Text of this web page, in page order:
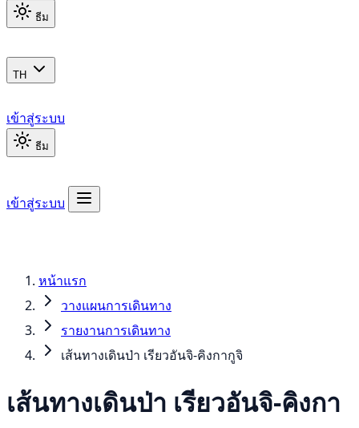
ธีม
TH
เข้าสู่ระบบ
ธีม
เข้าสู่ระบบ
หน้าแรก
วางแผนการเดินทาง
รายงานการเดินทาง
เส้นทางเดินป่า เรียวอันจิ-คิงกากูจิ
เส้นทางเดินป่า เรียวอันจิ-คิงกา